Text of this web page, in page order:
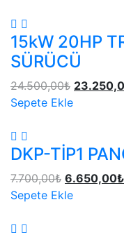
15kW 20HP
SÜRÜCÜ
24.500,00₺
Sepete Ekle
DKP-TİP1
7.700,00₺ 6.650,00₺
Sepete Ekle